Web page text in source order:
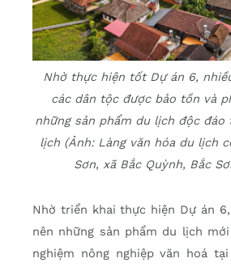
Nhờ thực hiện tốt Dự án 6,
các dân tộc được bảo tồn và
những sản phẩm du lịch độc
lịch (Ảnh: Làng văn hóa du lịch
Sơn, xã Bắc Quỳnh, Bắc
Nhờ triển khai thực hiện Dự án
nên những sản phẩm du lịch
nghiệm nông nghiệp văn hoá